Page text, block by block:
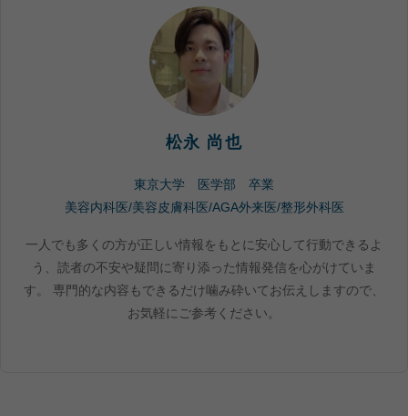
松永 尚也
東京大学 医学部 卒業
美容内科医/美容皮膚科医/AGA外来医/整形外科医
一人でも多くの方が正しい情報をもとに安心して行動できるよ
う、読者の不安や疑問に寄り添った情報発信を心がけていま
す。 専門的な内容もできるだけ噛み砕いてお伝えしますので、
お気軽にご参考ください。